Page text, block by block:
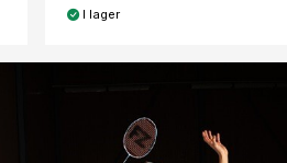
I lager